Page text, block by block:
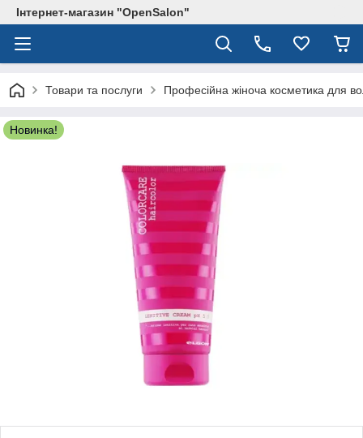
Інтернет-магазин "OpenSalon"
Товари та послуги Професійна жіноча косметика для
Новинка!